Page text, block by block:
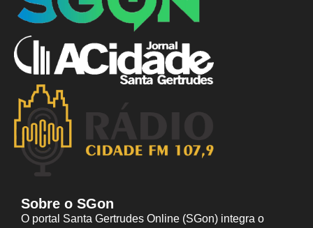
Sobre o SGon
O portal Santa Gertrudes Online (SGon) integra o